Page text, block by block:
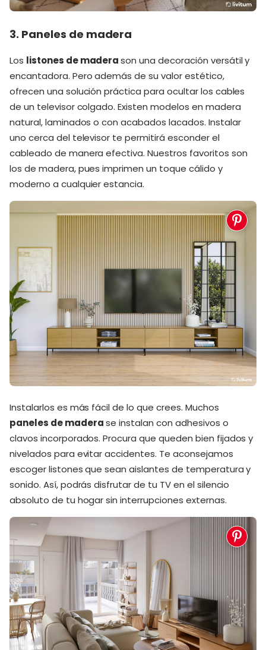
3. Paneles de madera
Los listones de maderason una decoración versátil y
encantadora. Pero además de su valor estético,
ofrecen una solución práctica para ocultar los cables
de un televisor colgado. Existen modelos en madera
natural, laminados o con acabados lacados. Instalar
uno cerca del televisor te permitirá esconder el
cableado de manera efectiva. Nuestros favoritos son
los de madera, pues imprimen un toque cálido y
moderno a cualquier estancia.
Instalarlos es más fácil de lo que crees. Muchos
paneles de maderase instalan con adhesivos o
clavos incorporados. Procura que queden bien fijados y
nivelados para evitar accidentes. Te aconsejamos
escoger listones que sean aislantes de temperatura y
sonido. Así, podrás disfrutar de tu TV en el silencio
absoluto de tu hogar sin interrupciones externas.